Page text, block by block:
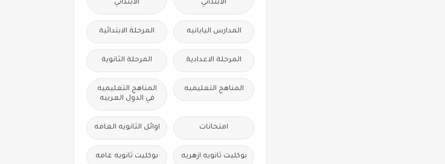
الابتدائي
الابتدائي
المدارس اليابانيه المرحلة الابتدائية
المرحلة الاعدادية المرحلة الثانوية
المناهج التعليميه
المناهج التعليميه
في الدول العربيه
امتحانات اوائل الثانويه العامه
بوكليت ثانويه ازهريه بوكليت ثانويه عامه